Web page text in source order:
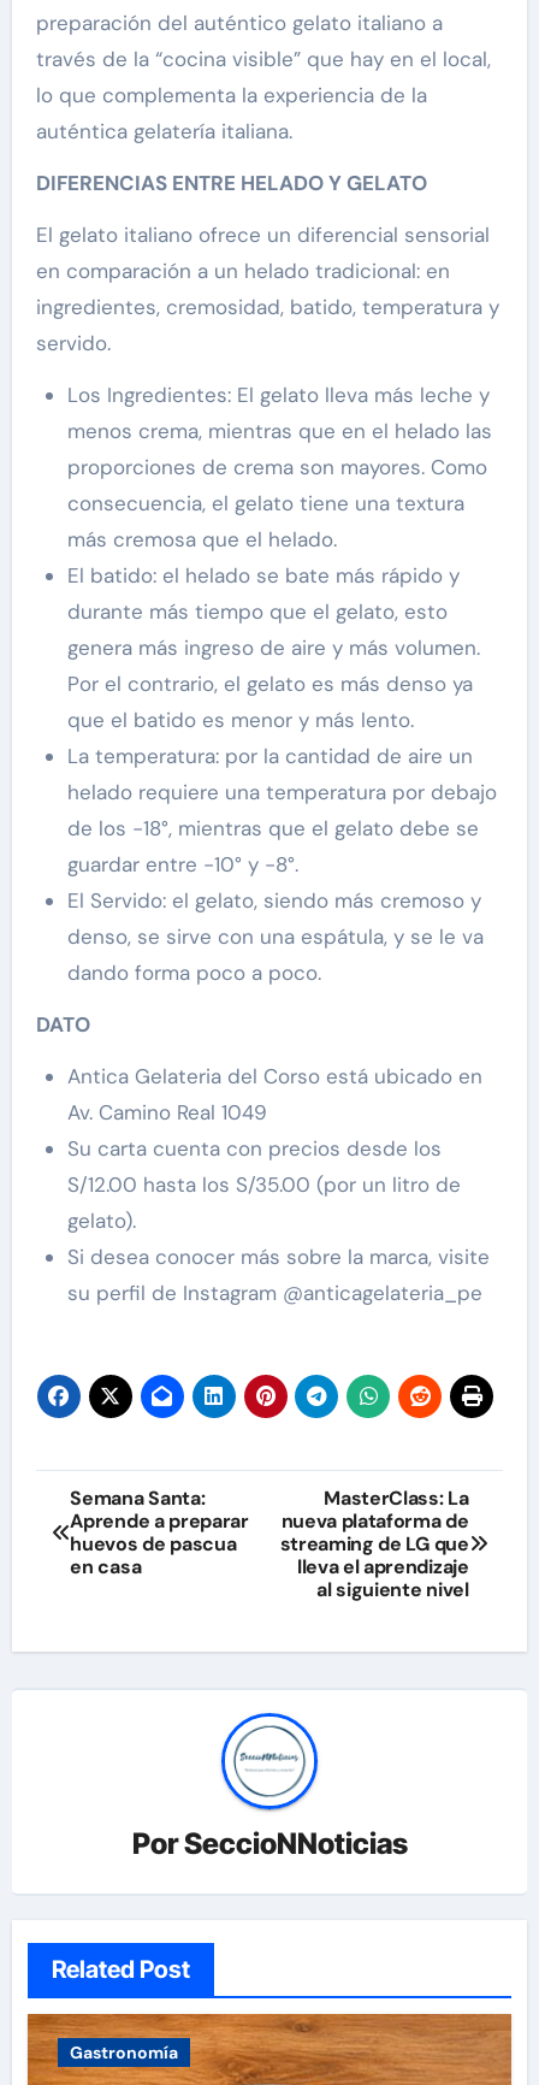
preparación del auténtico gelato italiano a
través de la “cocina visible” que hay en el local,
lo que complementa la experiencia de la
auténtica gelatería italiana.
DIFERENCIAS ENTRE HELADO Y GELATO
El gelato italiano ofrece un diferencial sensorial
en comparación a un helado tradicional: en
ingredientes, cremosidad, batido, temperatura y
servido.
Los Ingredientes: El gelato lleva más leche y
menos crema, mientras que en el helado las
proporciones de crema son mayores. Como
consecuencia, el gelato tiene una textura
más cremosa que el helado.
El batido: el helado se bate más rápido y
durante más tiempo que el gelato, esto
genera más ingreso de aire y más volumen.
Por el contrario, el gelato es más denso ya
que el batido es menor y más lento.
La temperatura: por la cantidad de aire un
helado requiere una temperatura por debajo
de los -18°, mientras que el gelato debe se
guardar entre -10° y -8°.
El Servido: el gelato, siendo más cremoso y
denso, se sirve con una espátula, y se le va
dando forma poco a poco.
DATO
Antica Gelateria del Corso está ubicado en
Av. Camino Real 1049
Su carta cuenta con precios desde los
S/12.00 hasta los S/35.00 (por un litro de
gelato).
Si desea conocer más sobre la marca, visite
su perfil de Instagram @anticagelateria_pe
Navegación
de
Semana Santa:
Aprende a preparar
huevos de pascua
en casa
MasterClass: La
nueva plataforma de
streaming de LG que
lleva el aprendizaje
al siguiente nivel
PorSeccioNNoticias
Related Post
Gastronomía